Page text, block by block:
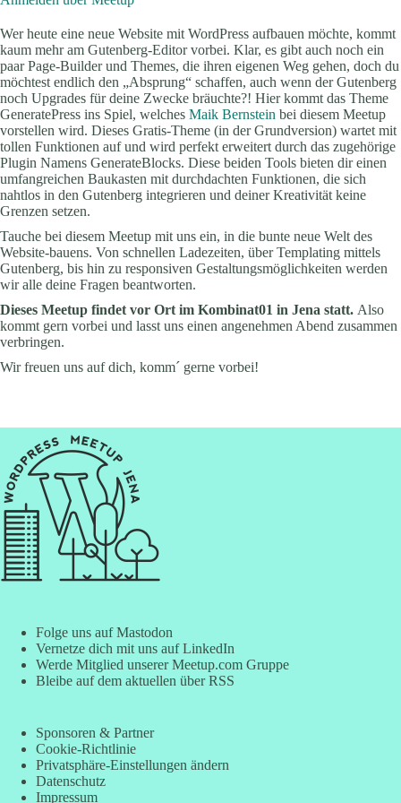
Wer heute eine neue Website mit WordPress aufbauen möchte, kommt
kaum mehr am Gutenberg-Editor vorbei. Klar, es gibt auch noch ein
paar Page-Builder und Themes, die ihren eigenen Weg gehen, doch du
möchtest endlich den „Absprung“ schaffen, auch wenn der Gutenberg
noch Upgrades für deine Zwecke bräuchte?! Hier kommt das Theme
GeneratePress ins Spiel, welches Maik Bernstein bei diesem Meetup
vorstellen wird. Dieses Gratis-Theme (in der Grundversion) wartet mit
tollen Funktionen auf und wird perfekt erweitert durch das zugehörige
Plugin Namens GenerateBlocks. Diese beiden Tools bieten dir einen
umfangreichen Baukasten mit durchdachten Funktionen, die sich
nahtlos in den Gutenberg integrieren und deiner Kreativität keine
Grenzen setzen.
Tauche bei diesem Meetup mit uns ein, in die bunte neue Welt des
Website-bauens. Von schnellen Ladezeiten, über Templating mittels
Gutenberg, bis hin zu responsiven Gestaltungsmöglichkeiten werden
wir alle deine Fragen beantworten.
Dieses Meetup findet vor Ort im Kombinat01 in Jena statt. Also
kommt gern vorbei und lasst uns einen angenehmen Abend zusammen
verbringen.
Wir freuen uns auf dich, komm´ gerne vorbei!
Folge uns auf Mastodon
Vernetze dich mit uns auf LinkedIn
Werde Mitglied unserer Meetup.com Gruppe
Bleibe auf dem aktuellen über RSS
Sponsoren & Partner
Cookie-Richtlinie
Privatsphäre-Einstellungen ändern
Datenschutz
Impressum